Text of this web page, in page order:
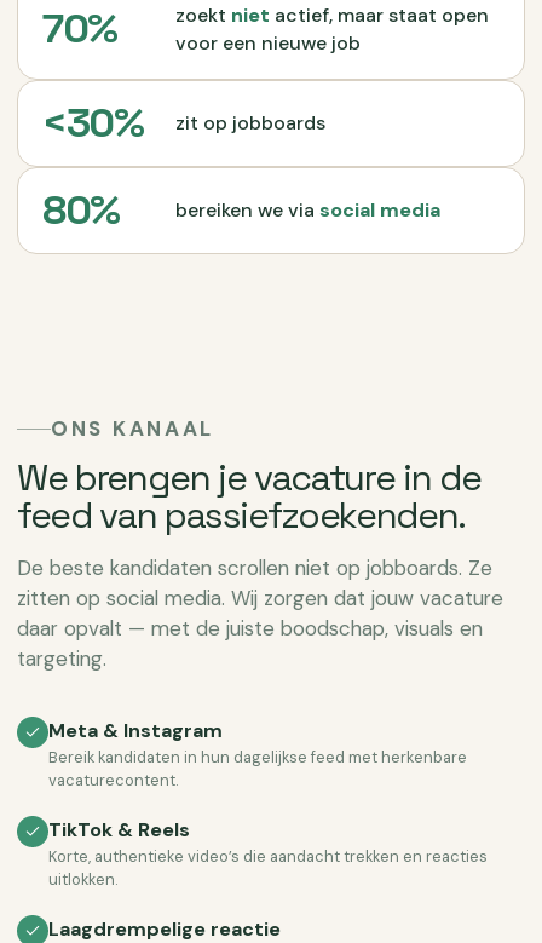
70% zoekt niet actief, maar staat open
voor een nieuwe job
<30% zit op jobboards
80% bereiken we via social media
ONS KANAAL
We brengen je vacature in de
feed van passiefzoekenden.
De beste kandidaten scrollen niet op jobboards. Ze
zitten op social media. Wij zorgen dat jouw vacature
daar opvalt — met de juiste boodschap, visuals en
targeting.
Meta & Instagram
Bereik kandidaten in hun dagelijkse feed met herkenbare
vacaturecontent.
TikTok & Reels
Korte, authentieke video’s die aandacht trekken en reacties
uitlokken.
Laagdrempelige reactie